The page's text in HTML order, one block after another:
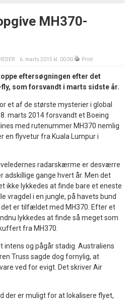
MH370-
6. marts 2015 kl. 00:00 Print
eftersøgningen efter det
som forsvandt i marts sidste år.
et af de største mysterier i global
marts 2014 forsvandt et Boeing
med rutenummer MH370 nemlig
en flyvetur fra Kuala Lumpur i
radarskærme er desværre
adskillige gange hvert år. Men det
ikke lykkedes at finde bare et eneste
vragdel i en jungle, på havets bund
det er tilfældet med MH370. Efter et
lykkedes at finde så meget som
fra MH370.
intens og pågår stadig. Australiens
Truss sagde dog fornylig, at
ved for evigt. Det skriver Air
der er muligt for at lokalisere flyet,